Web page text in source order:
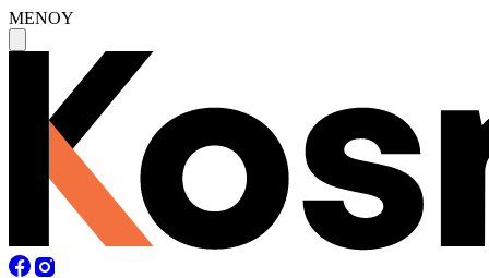
MENOY